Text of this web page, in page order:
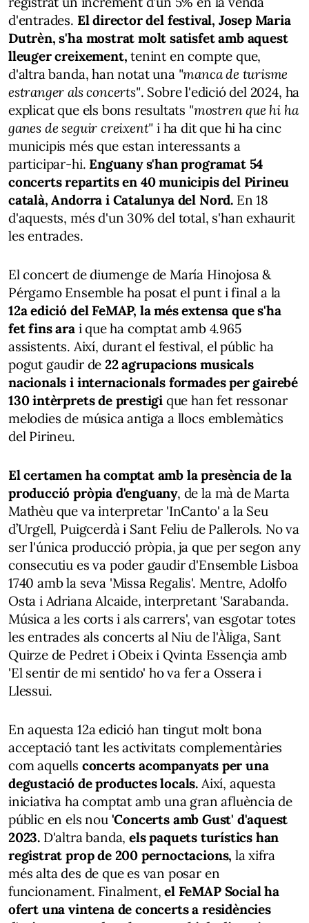
d'entrades. El director del festival, Josep Maria
Dutrèn, s'ha mostrat molt satisfet amb aquest
lleuger creixement, tenint en compte que,
d'altra banda, han notat una "manca de turisme
estranger als concerts". Sobre l'edició del 2024, ha
explicat que els bons resultats "mostren que hi ha
ganes de seguir creixent" i ha dit que hi ha cinc
municipis més que estan interessants a
participar-hi. Enguany s'han programat 54
concerts repartits en 40 municipis del Pirineu
català, Andorra i Catalunya del Nord.En 18
d'aquests, més d'un 30% del total, s'han exhaurit
les entrades.
El concert de diumenge de María Hinojosa &
Pérgamo Ensemble ha posat el punt i final a la
12a edició del FeMAP, la més extensa que s'ha
fet fins arai que ha comptat amb 4.965
assistents. Així, durant el festival, el públic ha
pogut gaudir de 22 agrupacions musicals
nacionals i internacionals formades per gairebé
130 intèrprets de prestigi que han fet ressonar
melodies de música antiga a llocs emblemàtics
del Pirineu.
El certamen ha comptat amb la presència de la
producció pròpia d'enguany, de la mà de Marta
Mathèu que va interpretar 'InCanto' a la Seu
d’Urgell, Puigcerdà i Sant Feliu de Pallerols. No va
ser l'única producció pròpia, ja que per segon any
consecutiu es va poder gaudir d'Ensemble Lisboa
1740 amb la seva 'Missa Regalis'. Mentre, Adolfo
Osta i Adriana Alcaide, interpretant 'Sarabanda.
Música a les corts i als carrers', van esgotar totes
les entrades als concerts al Niu de l'Àliga, Sant
Quirze de Pedret i Obeix i Qvinta Essençia amb
'El sentir de mi sentido' ho va fer a Ossera i
Llessui.
En aquesta 12a edició han tingut molt bona
acceptació tant les activitats complementàries
com aquells concerts acompanyats per una
degustació de productes locals. Així, aquesta
iniciativa ha comptat amb una gran afluència de
públic en els nou 'Concerts amb Gust' d'aquest
2023. D'altra banda,els paquets turístics han
registrat prop de 200 pernoctacions, la xifra
més alta des de que es van posar en
funcionament. Finalment,el FeMAP Social ha
ofert una vintena de concerts a residències